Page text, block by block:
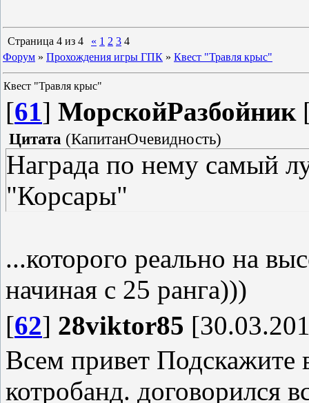
Страница 4 из 4 « 1 2 3 4
Форум » Прохождения игры ГПК » Квест "Травля крыс"
Квест "Травля крыс"
[61] МорскойРазбойник
Цитата (КапитанОчевидность)
Награда по нему самый
"Корсары"
...которого реально на
начиная с 25 ранга)))
[62] 28viktor85
Всем привет Подскажите
котробанд. договорился